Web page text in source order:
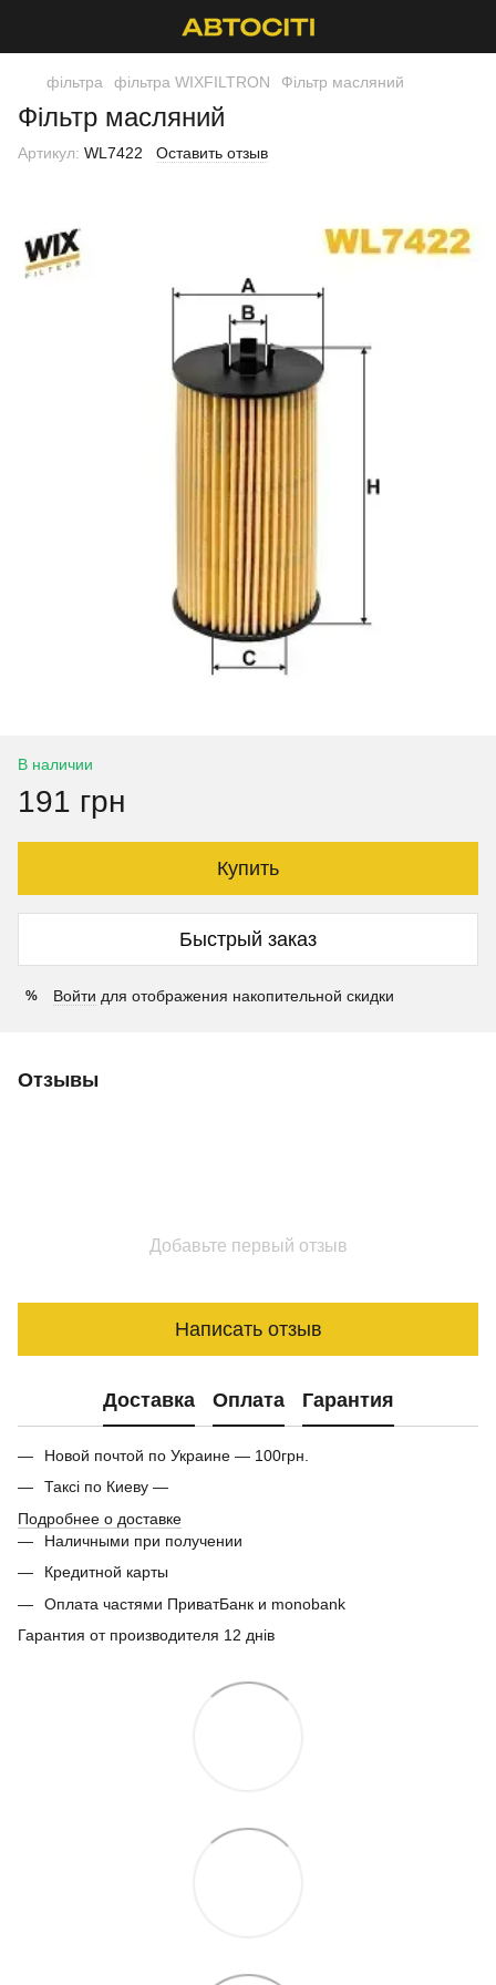
фільтра фільтра WIXFILTRON Фільтр масляний
Фільтр масляний
Артикул: WL7422 Оставить отзыв
В наличии
191 грн
Купить
Быстрый заказ
% Войти для отображения накопительной скидки
Отзывы
Добавьте первый отзыв
Написать отзыв
Доставка Оплата Гарантия
Новой почтой по Украине — 100грн.
Таксі по Киеву —
Подробнее о доставке
Наличными при получении
Кредитной карты
Оплата частями ПриватБанк и monobank
Гарантия от производителя 12 днів